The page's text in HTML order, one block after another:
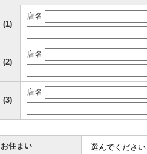
(1)
店名
(2)
店名
(3)
店名
お住まい